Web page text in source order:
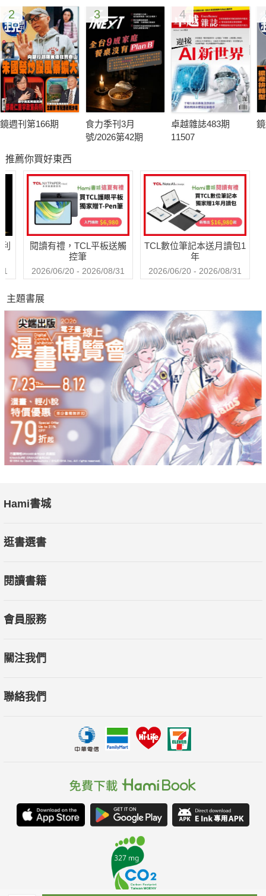
2
鏡週刊第166期
3
食力季刊3月
號/2026第42期
4
卓越雜誌483期
11507
推薦你買好東西
閱讀有禮，TCL平板送觸
控筆
2026/06/20 - 2026/08/31
TCL數位筆記本送月讀包1
年
2026/06/20 - 2026/08/31
主題書展
Hami書城
逛書選書
閱讀書籍
會員服務
關注我們
聯絡我們